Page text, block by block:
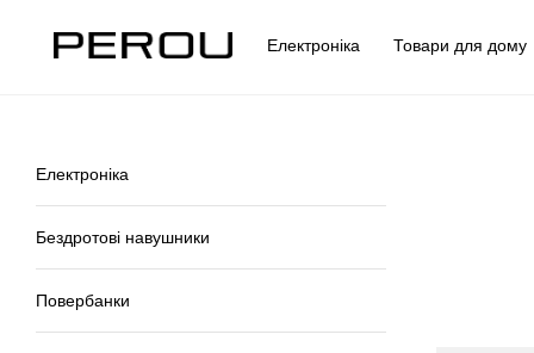
Електроніка Товари для дому
Електроніка
Бездротові навушники
Повербанки